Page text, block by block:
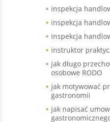
inspekcja
inspekcja
inspekcja
instruktor
jak długo
osobowe RODO
jak motywować
gastronomii
jak napisać